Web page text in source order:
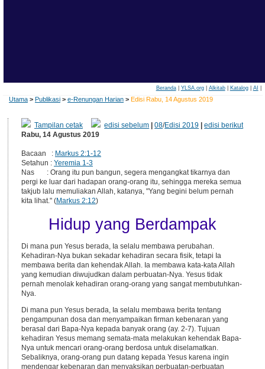
Beranda| YLSA.org| Alkitab| Katalog| AI
Utama > Publikasi > e-Renungan Harian > Edisi Rabu, 14 Agustus 2019
Tampilan cetak edisi sebelum |08/Edisi 2019 |edisi berikut
Rabu, 14 Agustus 2019
Bacaan : Markus 2:1-12
Setahun : Yeremia 1-3
Nas : Orang itu pun bangun, segera mengangkat tikarnya dan
pergi ke luar dari hadapan orang-orang itu, sehingga mereka semua
takjub lalu memuliakan Allah, katanya, "Yang begini belum pernah
kita lihat." (Markus 2:12)
Hidup yang Berdampak
Di mana pun Yesus berada, Ia selalu membawa perubahan.
Kehadiran-Nya bukan sekadar kehadiran secara fisik, tetapi Ia
membawa berita dan kehendak Allah. Ia membawa kata-kata Allah
yang kemudian diwujudkan dalam perbuatan-Nya. Yesus tidak
pernah menolak kehadiran orang-orang yang sangat membutuhkan-
Nya.
Di mana pun Yesus berada, Ia selalu membawa berita tentang
pengampunan dosa dan menyampaikan firman kebenaran yang
berasal dari Bapa-Nya kepada banyak orang (ay. 2-7). Tujuan
kehadiran Yesus memang semata-mata melakukan kehendak Bapa-
Nya untuk mencari orang-orang berdosa untuk diselamatkan.
Sebaliknya, orang-orang pun datang kepada Yesus karena ingin
mendengar kebenaran dan menyaksikan perbuatan-perbuatan